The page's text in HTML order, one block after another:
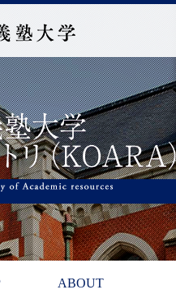
ABOUT